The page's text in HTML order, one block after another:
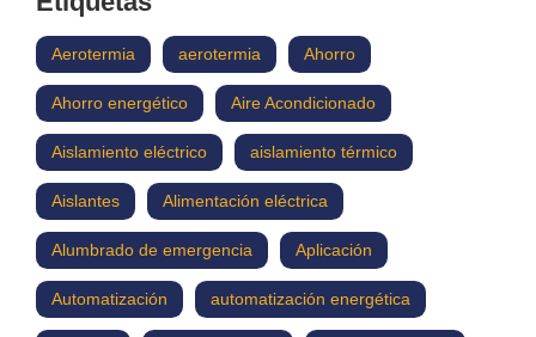
Aerotermia aerotermia Ahorro
Ahorro energético Aire Acondicionado
Aislamiento eléctrico aislamiento térmico
Aislantes Alimentación eléctrica
Alumbrado de emergencia Aplicación
Automatización automatización energética